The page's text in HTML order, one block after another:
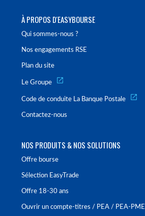
À PROPOS D'EASYBOURSE
Qui sommes-nous ?
Nos engagements RSE
Plan du site
Le Groupe
Code de conduite La Banque Postale
Contactez-nous
NOS PRODUITS & NOS SOLUTIONS
Offre bourse
Sélection EasyTrade
Offre 18-30 ans
Ouvrir un compte-titres / PEA / PEA-PME